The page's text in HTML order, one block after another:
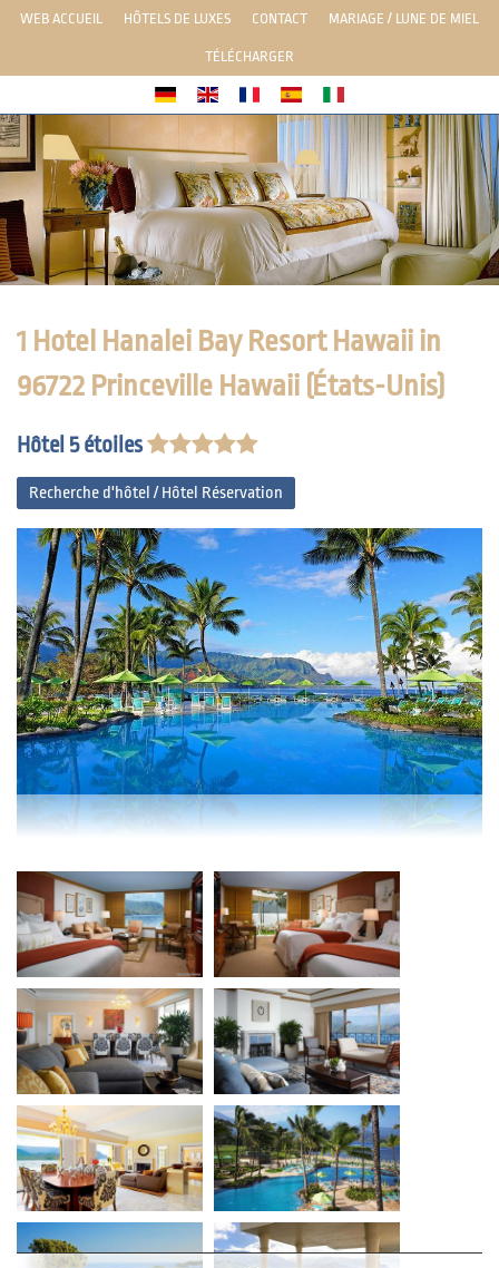
WEB ACCUEIL HÔTELS DE LUXES CONTACT MARIAGE / LUNE DE MIEL
TÉLÉCHARGER
1 Hotel Hanalei Bay Resort Hawaii in
96722 Princeville Hawaii (États-Unis)
Hôtel 5 étoiles
Recherche d'hôtel / Hôtel Réservation